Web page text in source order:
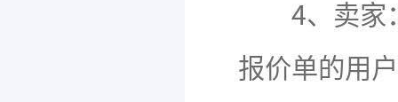
4、卖家：
报价单的用